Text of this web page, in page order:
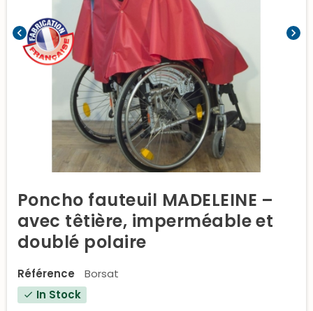
chevron_left chevron_right
Poncho fauteuil MADELEINE –
avec têtière, imperméable et
doublé polaire
Référence Borsat
check In Stock